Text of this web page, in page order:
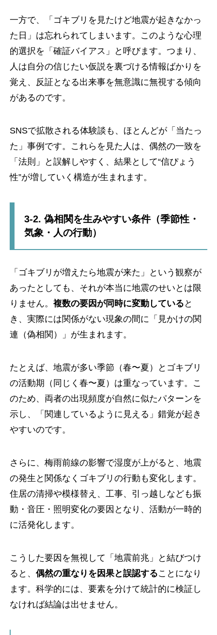
一方で、「ゴキブリを見たけど地震が起きなかっ
た日」は忘れられてしまいます。このような心理
的選択を「確証バイアス」と呼びます。つまり、
人は自分の信じたい仮説を裏づける情報ばかりを
覚え、反証となる出来事を無意識に無視する傾向
があるのです。
SNSで拡散される体験談も、ほとんどが「当たっ
た」事例です。これらを見た人は、偶然の一致を
「法則」と誤解しやすく、結果として“信ぴょう
性”が増していく構造が生まれます。
3-2. 偽相関を生みやすい条件（季節性・
気象・人の行動）
「ゴキブリが増えたら地震が来た」という観察が
あったとしても、それが本当に地震のせいとは限
りません。 複数の要因が同時に変動している と
き、実際には関係がない現象の間に「見かけの関
連（偽相関）」が生まれます。
たとえば、地震が多い季節（春〜夏）とゴキブリ
の活動期（同じく春〜夏）は重なっています。こ
のため、両者の出現頻度が自然に似たパターンを
示し、「関連しているように見える」錯覚が起き
やすいのです。
さらに、梅雨前線の影響で湿度が上がると、地震
の発生と関係なくゴキブリの行動も変化します。
住居の清掃や模様替え、工事、引っ越しなども振
動・音圧・照明変化の要因となり、活動が一時的
に活発化します。
こうした要因を無視して「地震前兆」と結びつけ
ると、 偶然の重なりを因果と誤認することになり
ます。科学的には、要素を分けて統計的に検証し
なければ結論は出せません。